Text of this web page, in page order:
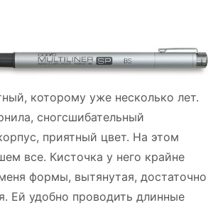
которому уже несколько лет.
сногсшибательный
приятный цвет. На этом
все. Кисточка у него крайне
формы, вытянутая, достаточно
Ей удобно проводить длинные